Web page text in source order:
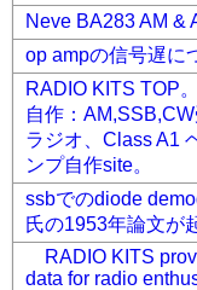
Neve BA283 AM
op ampの信号遅
RADIO KITS TOP
自作：
ラジオ、Class A1
ンプ自作site。
ssbでのdiode
氏の1953年論文が
RADIO KITS
data for radio